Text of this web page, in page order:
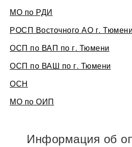
МО по РДИ
РОСП Восточного АО г. Тюмени
ОСП по ВАП по г. Тюмени
ОСП по ВАШ по г. Тюмени
ОСН
МО по ОИП
Информация об